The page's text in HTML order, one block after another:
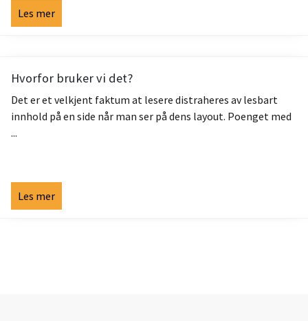
Les mer
Hvorfor bruker vi det?
Det er et velkjent faktum at lesere distraheres av lesbart
innhold på en side når man ser på dens layout. Poenget med
...
Les mer